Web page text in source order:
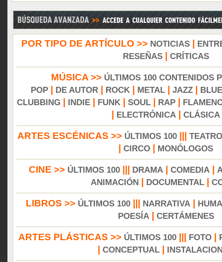
POR TIPO DE ARTÍCULO >> NOTICIAS|
RESEÑAS| CRÍTICAS
MÚSICA >> ÚLTIMOS 100 CONTENIDOS
POP
DE AUTOR ROCK METAL JAZZ
CLUBBING
INDIE FUNK SOUL RAP
ELECTRÓNICA CLÁSICA
ARTES ESCÉNICAS >> ÚLTIMOS 100||| TEATRO
CIRCO MONÓLOGOS
CINE >> ÚLTIMOS 100 DRAMA COMEDIA
ANIMACIÓN
DOCUMENTAL|
LIBROS >> ÚLTIMOS 100 NARRATIVA
POESÍA| CERTÁMENES
ARTES PLÁSTICAS >> ÚLTIMOS 100 FOTO
CONCEPTUAL